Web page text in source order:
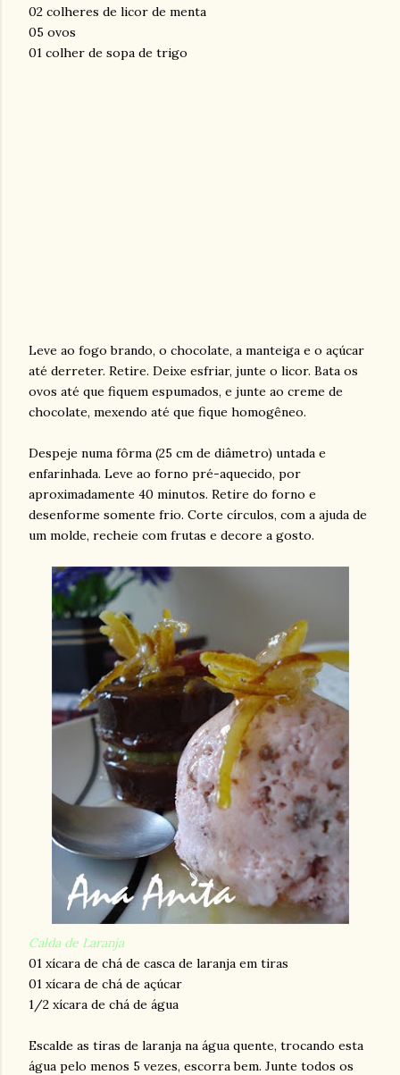
02 colheres de licor de menta
05 ovos
01 colher de sopa de trigo
Leve ao fogo brando, o chocolate, a manteiga e o açúcar
até derreter. Retire. Deixe esfriar, junte o licor. Bata os
ovos até que fiquem espumados, e junte ao creme de
chocolate, mexendo até que fique homogêneo.
Despeje numa fôrma (25 cm de diâmetro) untada e
enfarinhada. Leve ao forno pré-aquecido, por
aproximadamente 40 minutos. Retire do forno e
desenforme somente frio. Corte círculos, com a ajuda de
um molde, recheie com frutas e decore a gosto.
Calda de Laranja
01 xícara de chá de casca de laranja em tiras
01 xícara de chá de açúcar
1/2 xícara de chá de água
Escalde as tiras de laranja na água quente, trocando esta
água pelo menos 5 vezes, escorra bem. Junte todos os